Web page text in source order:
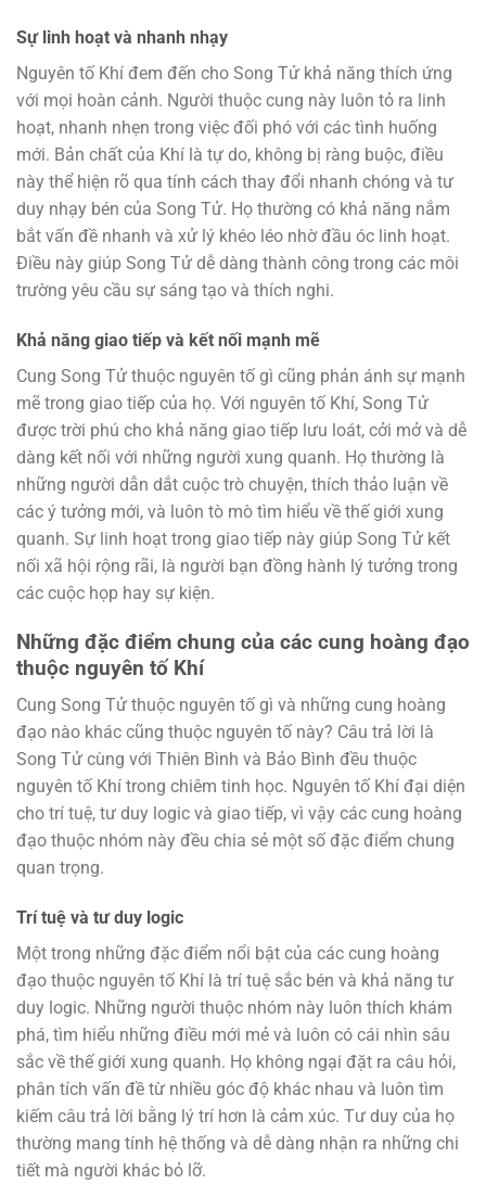
Sự linh hoạt và nhanh nhạy
Nguyên tố Khí đem đến cho Song Tử khả năng thích ứng
với mọi hoàn cảnh. Người thuộc cung này luôn tỏ ra linh
hoạt, nhanh nhẹn trong việc đối phó với các tình huống
mới. Bản chất của Khí là tự do, không bị ràng buộc, điều
này thể hiện rõ qua tính cách thay đổi nhanh chóng và tư
duy nhạy bén của Song Tử. Họ thường có khả năng nắm
bắt vấn đề nhanh và xử lý khéo léo nhờ đầu óc linh hoạt.
Điều này giúp Song Tử dễ dàng thành công trong các môi
trường yêu cầu sự sáng tạo và thích nghi.
Khả năng giao tiếp và kết nối mạnh mẽ
Cung Song Tử thuộc nguyên tố gì cũng phản ánh sự mạnh
mẽ trong giao tiếp của họ. Với nguyên tố Khí, Song Tử
được trời phú cho khả năng giao tiếp lưu loát, cởi mở và dễ
dàng kết nối với những người xung quanh. Họ thường là
những người dẫn dắt cuộc trò chuyện, thích thảo luận về
các ý tưởng mới, và luôn tò mò tìm hiểu về thế giới xung
quanh. Sự linh hoạt trong giao tiếp này giúp Song Tử kết
nối xã hội rộng rãi, là người bạn đồng hành lý tưởng trong
các cuộc họp hay sự kiện.
Những đặc điểm chung của các cung hoàng đạo
thuộc nguyên tố Khí
Cung Song Tử thuộc nguyên tố gì và những cung hoàng
đạo nào khác cũng thuộc nguyên tố này? Câu trả lời là
Song Tử cùng với Thiên Bình và Bảo Bình đều thuộc
nguyên tố Khí trong chiêm tinh học. Nguyên tố Khí đại diện
cho trí tuệ, tư duy logic và giao tiếp, vì vậy các cung hoàng
đạo thuộc nhóm này đều chia sẻ một số đặc điểm chung
quan trọng.
Trí tuệ và tư duy logic
Một trong những đặc điểm nổi bật của các cung hoàng
đạo thuộc nguyên tố Khí là trí tuệ sắc bén và khả năng tư
duy logic. Những người thuộc nhóm này luôn thích khám
phá, tìm hiểu những điều mới mẻ và luôn có cái nhìn sâu
sắc về thế giới xung quanh. Họ không ngại đặt ra câu hỏi,
phân tích vấn đề từ nhiều góc độ khác nhau và luôn tìm
kiếm câu trả lời bằng lý trí hơn là cảm xúc. Tư duy của họ
thường mang tính hệ thống và dễ dàng nhận ra những chi
tiết mà người khác bỏ lỡ.